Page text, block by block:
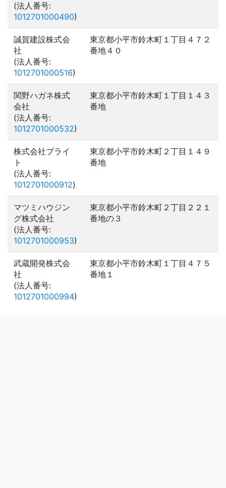
(法人番号:
1012701000490)
誠賀建設株式会
社
(法人番号:
1012701000516)
東京都小平市鈴木町１丁目４７２
番地４０
関野ハガネ株式
会社
(法人番号:
1012701000532)
東京都小平市鈴木町１丁目１４３
番地
株式会社ブライ
ト
(法人番号:
1012701000912)
東京都小平市鈴木町２丁目１４９
番地
マツミハウジン
グ株式会社
(法人番号:
1012701000953)
東京都小平市鈴木町２丁目２２１
番地の３
武蔵開発株式会
社
(法人番号:
1012701000994)
東京都小平市鈴木町１丁目４７５
番地１